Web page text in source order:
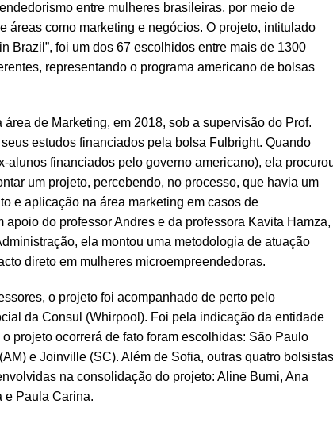
entre mulheres brasileiras, por meio de
áreas como marketing e negócios. O projeto, intitulado
Brazil”, foi um dos 67 escolhidos entre mais de 1300
representando o programa americano de bolsas
de Marketing, em 2018, sob a supervisão do Prof.
estudos financiados pela bolsa Fulbright. Quando
alunos financiados pelo governo americano), ela
um projeto, percebendo, no processo, que havia um
e aplicação na área marketing em casos de
apoio do professor Andres e da professora Kavita Hamza,
ela montou uma metodologia de atuação
direto em mulheres microempreendedoras.
o projeto foi acompanhado de perto pelo
da Consul (Whirpool). Foi pela indicação da entidade
projeto ocorrerá de fato foram escolhidas: São Paulo
e Joinville (SC). Além de Sofia, outras quatro bolsistas
na consolidação do projeto: Aline Burni, Ana
e Paula Carina.